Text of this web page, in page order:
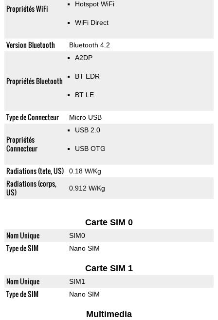
Propriétés WiFi Hotspot WiFi
WiFi Direct
Version Bluetooth Bluetooth 4.2
Propriétés Bluetooth
A2DP
BT EDR
BT LE
Type de Connecteur Micro USB
Propriétés
Connecteur
USB 2.0
USB OTG
Radiations (tete, US) 0.18 W/Kg
Radiations (corps,
US)
0.912 W/Kg
Carte SIM 0
Nom Unique SIM0
Type de SIM Nano SIM
Carte SIM 1
Nom Unique SIM1
Type de SIM Nano SIM
Multimedia